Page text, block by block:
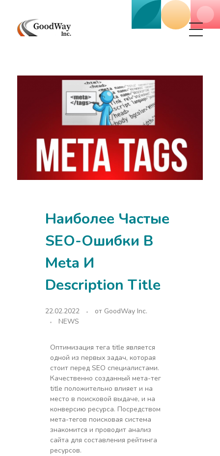
Наиболее Частые
SEO-Ошибки В
Meta И
Description Title
22.02.2022 от GoodWay Inc.
NEWS
Оптимизация тега title является
одной из первых задач, которая
стоит перед SEO специалистами.
Качественно созданный мета-тег
title положительно влияет и на
место в поисковой выдаче, и на
конверсию ресурса. Посредством
мета-тегов поисковая система
знакомится и проводит анализ
сайта для составления рейтинга
ресурсов.